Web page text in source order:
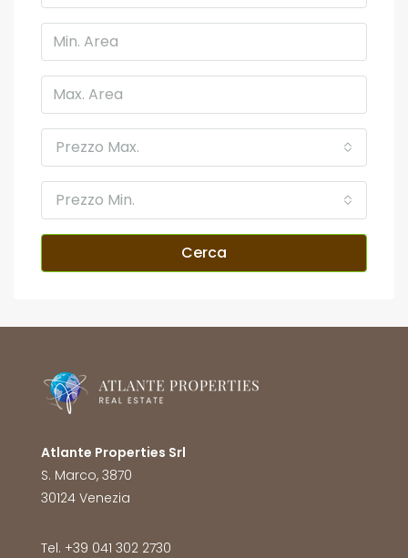
Prezzo Max.
Prezzo Min.
Cerca
Atlante Properties Srl
S. Marco, 3870
30124 Venezia
Tel. +39 041 302 2730